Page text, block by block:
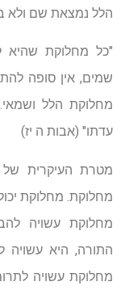
הלל נמצאת שם ולא
"כל מחלוקת שהיא
שמים, אין סופה
מחלוקת הלל
עדתו" (אבות ה יז)
מטרת העיקרית
מחלוקת. מחלוקת
מחלוקת עשויה
התורה, היא עשויה
מחלוקת עשויה